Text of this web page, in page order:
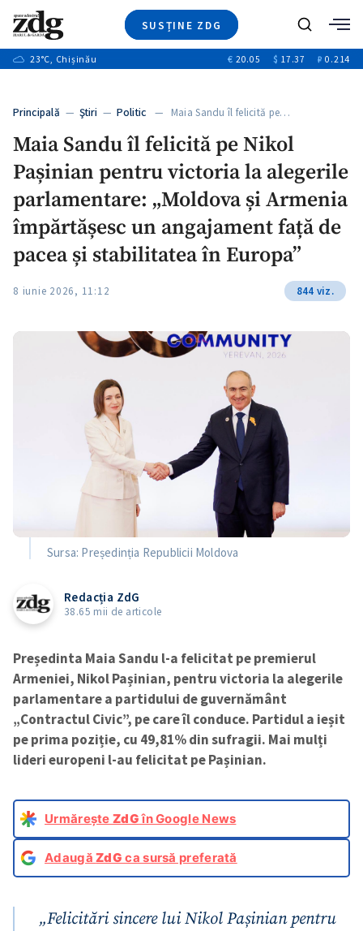
SUSȚINE ZDG
Ştiri
+6
Special
+1
Blog
+2
ZdGust
Caută
23°C, Chișinău € 20.05 $ 17.37 ₽ 0.214
Principală — Ştiri — Politic — Maia Sandu îl felicită pe…
Maia Sandu îl felicită pe Nikol
Pașinian pentru victoria la alegerile
parlamentare: „Moldova și Armenia
împărtășesc un angajament față de
pacea și stabilitatea în Europa”
8 iunie 2026, 11:12 844 viz.
Sursa: Președinția Republicii Moldova
Redacția ZdG
38.65 mii de articole
Președinta Maia Sandu l-a felicitat pe premierul
Armeniei, Nikol Pașinian, pentru victoria la alegerile
parlamentare a partidului de guvernământ
„Contractul Civic”, pe care îl conduce. Partidul a ieșit
pe prima poziție, cu 49,81% din sufragii. Mai mulți
lideri europeni l-au felicitat pe Pașinian.
Urmărește ZdGîn Google News
AdaugăZdG ca sursă preferată
„Felicitări sincere lui Nikol Pașinian pentru